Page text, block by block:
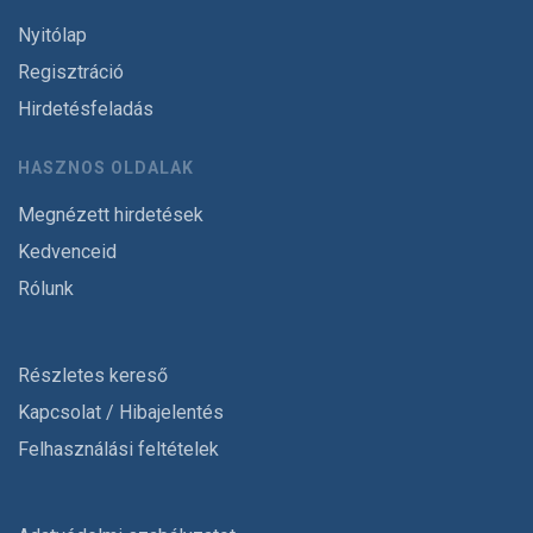
Nyitólap
Regisztráció
Hirdetésfeladás
HASZNOS OLDALAK
Megnézett hirdetések
Kedvenceid
Rólunk
Részletes kereső
Kapcsolat / Hibajelentés
Felhasználási feltételek